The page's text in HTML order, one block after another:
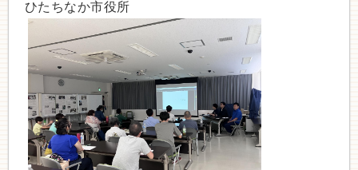
ひたちなか市役所